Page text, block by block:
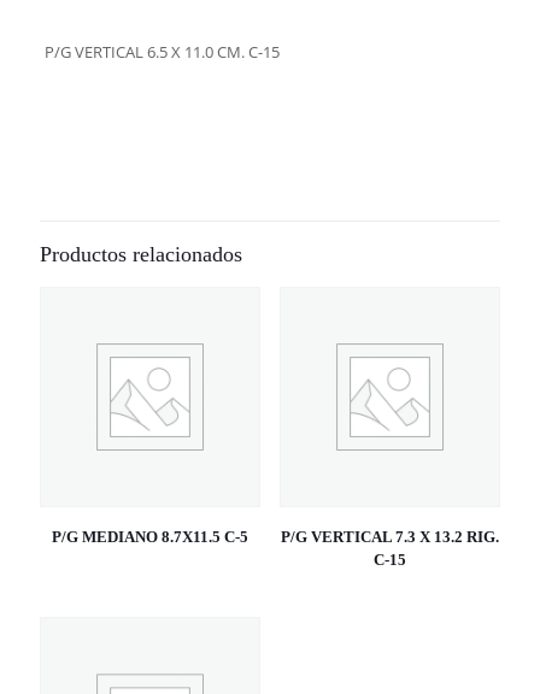
P/G VERTICAL 6.5 X 11.0 CM. C-15
Productos relacionados
P/G MEDIANO 8.7X11.5 C-5
P/G VERTICAL 7.3 X 13.2 RIG.
C-15